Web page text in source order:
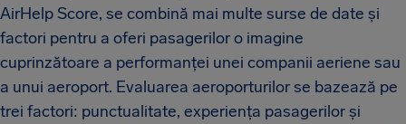
AirHelp Score, se combină mai multe surse de date și
factori pentru a oferi pasagerilor o imagine
cuprinzătoare a performanței unei companii aeriene sau
a unui aeroport. Evaluarea aeroporturilor se bazează pe
trei factori: punctualitate, experiența pasagerilor și